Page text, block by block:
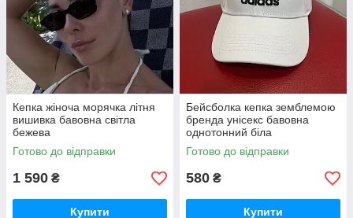
Кепка жіноча морячка літня
вишивка бавовна світла
бежева
Готово до відправки
1 590 ₴
Купити
Бейсболка кепка земблемою
бренда унісекс бавовна
однотонний біла
Готово до відправки
580 ₴
Купити